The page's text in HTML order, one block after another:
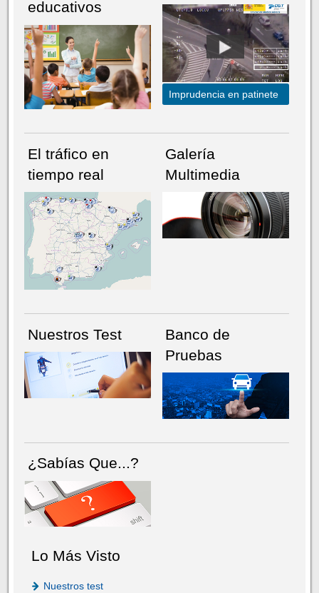
NÚMERO ACTUALHEMEROTECA
educativos
Imprudencia en patinete
El tráfico en
tiempo real
Galería
Multimedia
Nuestros Test
Banco de
Pruebas
¿Sabías Que...?
Lo Más Visto
Nuestros test